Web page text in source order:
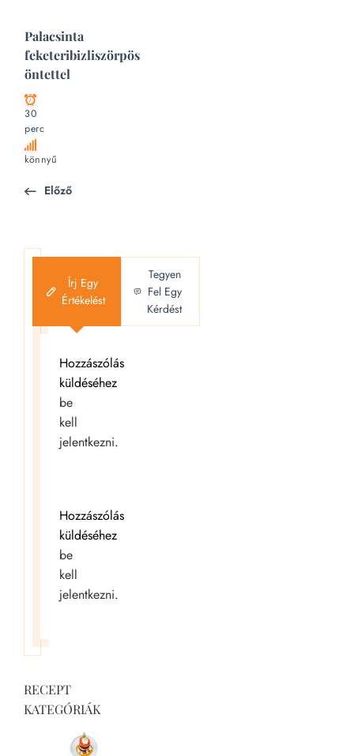
Palacsinta
feketeribizliszörpös
öntettel
30
perc
könnyű
Előző
Írj Egy
Értékelést
Tegyen
Fel Egy
Kérdést
Hozzászólás
küldéséhez
be
kell
jelentkezni.
Hozzászólás
küldéséhez
be
kell
jelentkezni.
RECEPT
KATEGÓRIÁK